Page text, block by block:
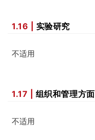
1.16 | 实验研究
不适用
1.17 | 组织和管理方面
不适用